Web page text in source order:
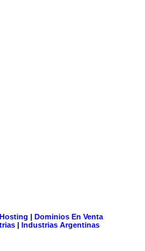
| Dominios En Venta
| Industrias Argentinas